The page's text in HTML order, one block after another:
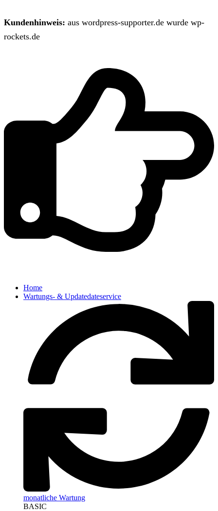
Kundenhinweis: aus wordpress-supporter.de wurde wp-
rockets.de
Home
Wartungs- & Updatedateservice
monatliche Wartung
BASIC